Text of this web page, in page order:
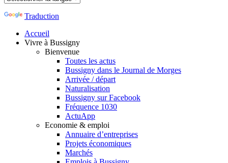
Traduction
Accueil
Vivre à Bussigny
Bienvenue
Toutes les actus
Bussigny dans le Journal de Morges
Arrivée / départ
Naturalisation
Bussigny sur Facebook
Fréquence 1030
ActuApp
Economie & emploi
Annuaire d’entreprises
Projets économiques
Marchés